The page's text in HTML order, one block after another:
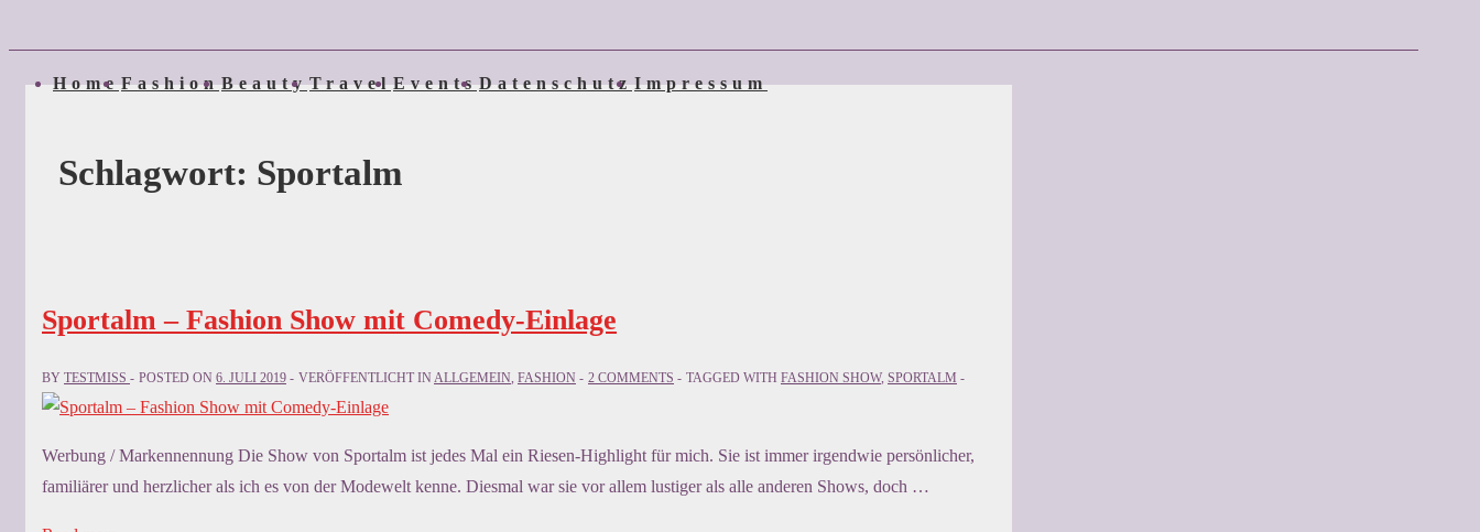
Navigation
HomeFashionBeautyTravelEventsDatenschutzImpressum
Schlagwort: Sportalm
Sportalm – Fashion Show mit Comedy-Einlage
BY TESTMISS POSTED ON 6. JULI 2019 VERÖFFENTLICHT INALLGEMEIN, FASHION 2 COMMENTS TAGGED WITH FASHION SHOW, SPORTALM
Werbung / Markennennung Die Show von Sportalm ist jedes Mal ein Riesen-Highlight für mich. Sie ist immer irgendwie persönlicher,
familiärer und herzlicher als ich es von der Modewelt kenne. Diesmal war sie vor allem lustiger als alle anderen Shows, doch …